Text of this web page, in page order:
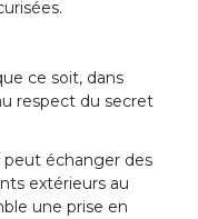
ce soit, dans
respect du secret
peut échanger des
extérieurs au
une prise en